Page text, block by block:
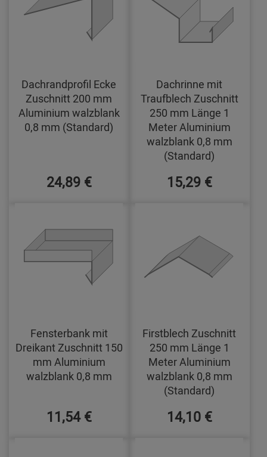
Dachrandprofil Ecke
Zuschnitt 200 mm
Aluminium walzblank
0,8 mm (Standard)
24,89 €
Dachrinne mit
Traufblech Zuschnitt
250 mm Länge 1
Meter Aluminium
walzblank 0,8 mm
(Standard)
15,29 €
Fensterbank mit
Dreikant Zuschnitt 150
mm Aluminium
walzblank 0,8 mm
11,54 €
Firstblech Zuschnitt
250 mm Länge 1
Meter Aluminium
walzblank 0,8 mm
(Standard)
14,10 €